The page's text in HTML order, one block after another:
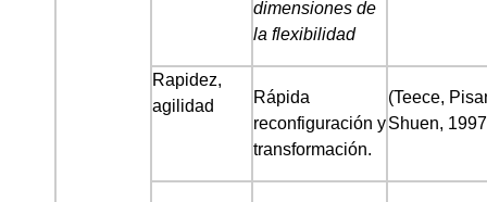
dimensiones de
la flexibilidad
Rapidez,
agilidad
Rápida
reconfiguración y
transformación.
(Teece,
Shuen,